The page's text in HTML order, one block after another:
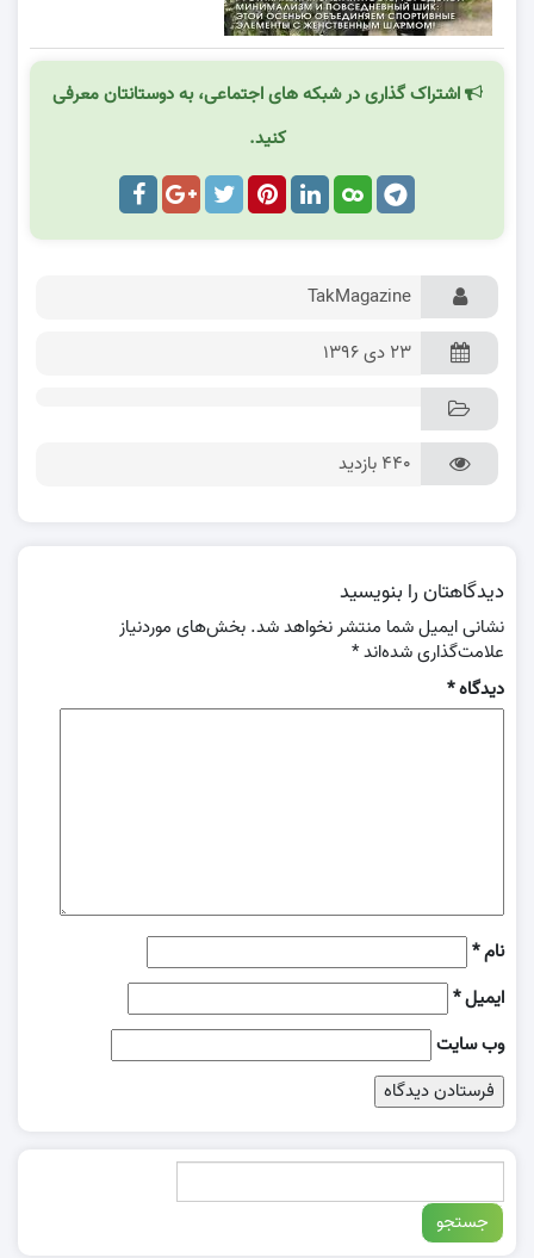
اشتراک گذاری در شبکه های اجتماعی، به دوستانتان معرفی
کنید.
TakMagazine
۲۳ دی ۱۳۹۶
440 بازدید
دیدگاهتان را بنویسید
نشانی ایمیل شما منتشر نخواهد شد. بخش‌های موردنیاز
علامت‌گذاری شده‌اند*
دیدگاه*
نام*
ایمیل*
وب‌ سایت